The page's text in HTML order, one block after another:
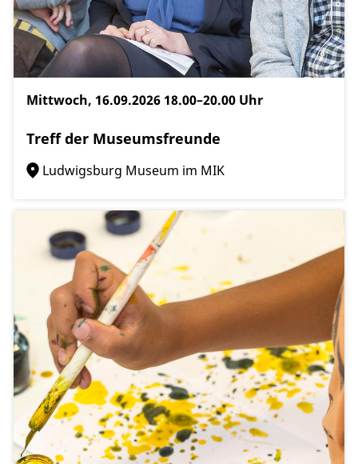
Mittwoch, 16.09.2026 18.00–20.00 Uhr
Treff der Museumsfreunde
Ludwigsburg Museum im MIK